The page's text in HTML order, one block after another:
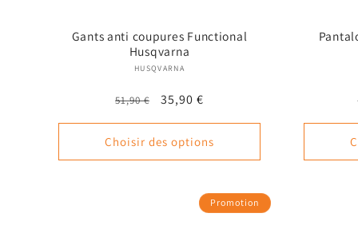
Gants anti coupures Functional
Husqvarna
Fournisseur :
HUSQVARNA
Prix
51,90 €
Prix
35,90 €
Choisir des options
Promotion